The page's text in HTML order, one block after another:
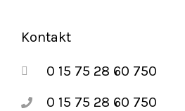
Kontakt
0 15 75 28 60 750
0 15 75 28 60 750